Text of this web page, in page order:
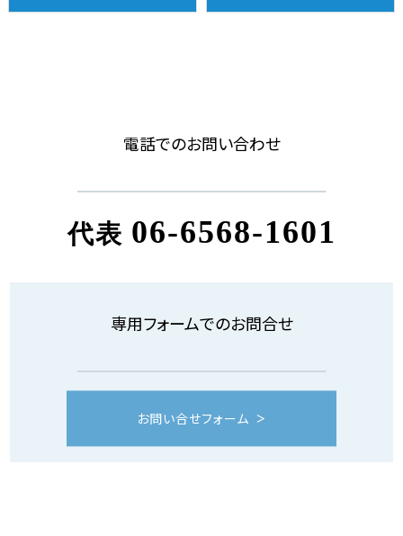
電話でのお問い合わせ
代表 06-6568-1601
専用フォームでのお問合せ
お問い合せフォーム